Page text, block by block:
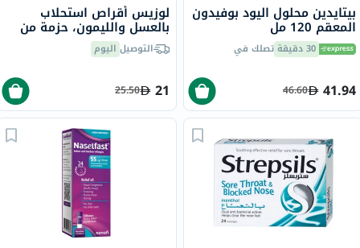
بيتايدين محلول اليود بوفيدون
المعقم 120 مل
30 دقيقة تصلك في
41.94
46.60
لوزيس أقراص استحلاب
بالعسل والليمون، حزمة من
24التوصيل اليوم
21
25.50